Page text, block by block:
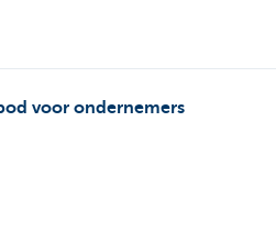
voor ondernemers